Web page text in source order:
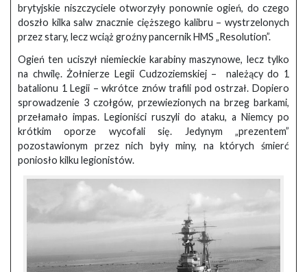
brytyjskie niszczyciele otworzyły ponownie ogień, do czego
doszło kilka salw znacznie cięższego kalibru – wystrzelonych
przez stary, lecz wciąż groźny pancernik HMS „Resolution”.
Ogień ten uciszył niemieckie karabiny maszynowe, lecz tylko
na chwilę. Żołnierze Legii Cudzoziemskiej – należący do 1
batalionu 1 Legii – wkrótce znów trafili pod ostrzał. Dopiero
sprowadzenie 3 czołgów, przewiezionych na brzeg barkami,
przełamało impas. Legioniści ruszyli do ataku, a Niemcy po
krótkim oporze wycofali się. Jedynym „prezentem”
pozostawionym przez nich były miny, na których śmierć
poniosło kilku legionistów.